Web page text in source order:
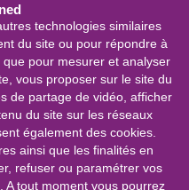
technologies similaires
du site ou pour répondre à
pour mesurer et analyser
vous proposer sur le site du
de partage de vidéo, afficher
du site sur les réseaux
également des cookies.
ainsi que les finalités en
refuser ou paramétrer vos
A tout moment vous pourrez